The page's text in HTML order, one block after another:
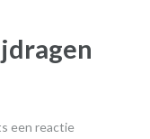
een reactie